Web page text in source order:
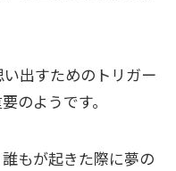
出すためのトリガー
のようです。
もが起きた際に夢の